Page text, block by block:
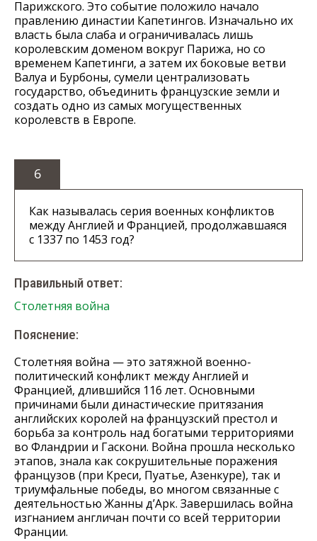
Парижского. Это событие положило начало
правлению династии Капетингов. Изначально их
власть была слаба и ограничивалась лишь
королевским доменом вокруг Парижа, но со
временем Капетинги, а затем их боковые ветви
Валуа и Бурбоны, сумели централизовать
государство, объединить французские земли и
создать одно из самых могущественных
королевств в Европе.
6
Как называлась серия военных конфликтов
между Англией и Францией, продолжавшаяся
с 1337 по 1453 год?
Правильный ответ:
Столетняя война
Пояснение:
Столетняя война — это затяжной военно-
политический конфликт между Англией и
Францией, длившийся 116 лет. Основными
причинами были династические притязания
английских королей на французский престол и
борьба за контроль над богатыми территориями
во Фландрии и Гаскони. Война прошла несколько
этапов, знала как сокрушительные поражения
французов (при Креси, Пуатье, Азенкуре), так и
триумфальные победы, во многом связанные с
деятельностью Жанны д’Арк. Завершилась война
изгнанием англичан почти со всей территории
Франции.